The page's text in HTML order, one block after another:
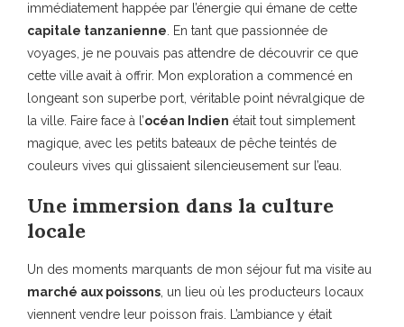
immédiatement happée par l’énergie qui émane de cette
capitale tanzanienne. En tant que passionnée de
voyages, je ne pouvais pas attendre de découvrir ce que
cette ville avait à offrir. Mon exploration a commencé en
longeant son superbe port, véritable point névralgique de
la ville. Faire face à l’océan Indien était tout simplement
magique, avec les petits bateaux de pêche teintés de
couleurs vives qui glissaient silencieusement sur l’eau.
Une immersion dans la culture
locale
Un des moments marquants de mon séjour fut ma visite au
marché aux poissons, un lieu où les producteurs locaux
viennent vendre leur poisson frais. L’ambiance y était